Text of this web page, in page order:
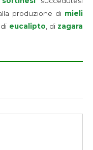
produzione di mieli
di eucalipto, di zagara